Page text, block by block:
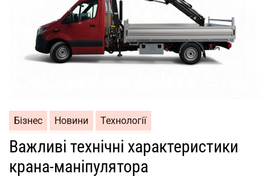
Бізнес Новини Технології
Важливі технічні характеристики
крана-маніпулятора